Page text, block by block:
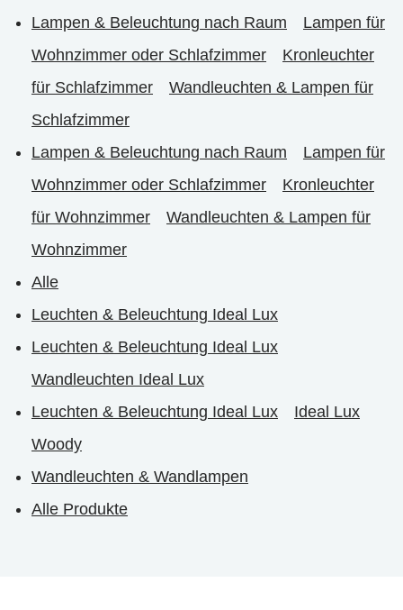
Lampen & Beleuchtung nach Raum
Lampen für
Wohnzimmer oder Schlafzimmer
Kronleuchter
für Schlafzimmer
Wandleuchten & Lampen für
Schlafzimmer
Lampen & Beleuchtung nach Raum
Lampen für
Wohnzimmer oder Schlafzimmer
Kronleuchter
für Wohnzimmer
Wandleuchten & Lampen für
Wohnzimmer
Alle
Leuchten & Beleuchtung Ideal Lux
Leuchten & Beleuchtung Ideal Lux
Wandleuchten Ideal Lux
Leuchten & Beleuchtung Ideal Lux
Ideal Lux
Woody
Wandleuchten & Wandlampen
Alle Produkte